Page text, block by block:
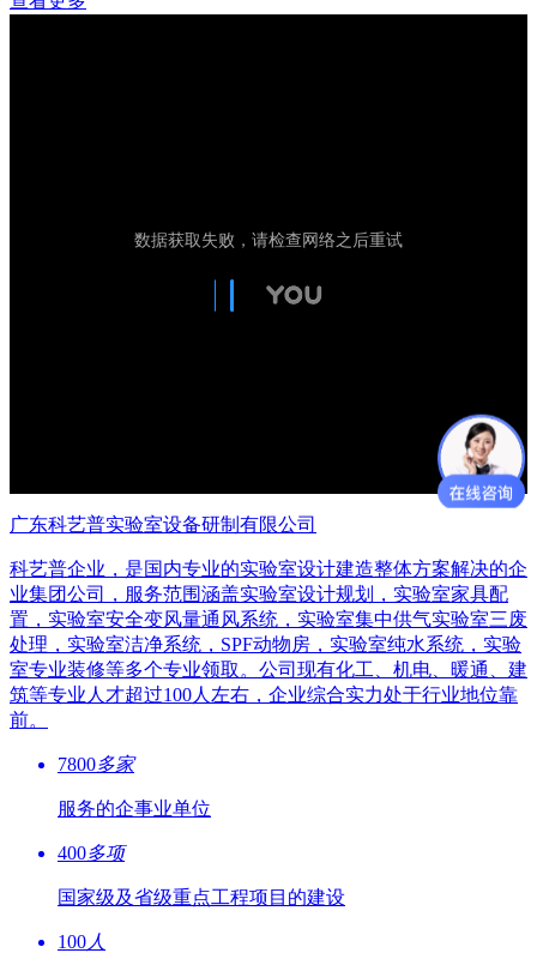
广东科艺普实验室设备研制有限公司
科艺普企业，是国内专业的实验室设计建造整体方案解决的企
业集团公司，服务范围涵盖实验室设计规划，实验室家具配
置，实验室安全变风量通风系统，实验室集中供气实验室三废
处理，实验室洁净系统，SPF动物房，实验室纯水系统，实验
室专业装修等多个专业领取。公司现有化工、机电、暖通、建
筑等专业人才超过100人左右，企业综合实力处于行业地位靠
前。
7800多家
服务的企事业单位
400多项
国家级及省级重点工程项目的建设
100 人